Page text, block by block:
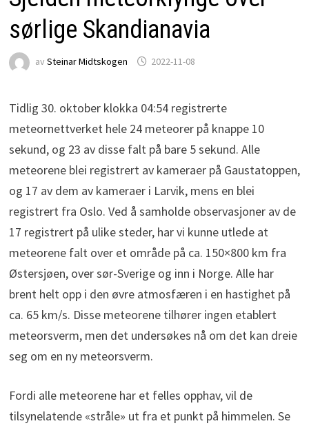
sørlige Skandianavia
av Steinar Midtskogen 2022-11-08
Tidlig 30. oktober klokka 04:54 registrerte
meteornettverket hele 24 meteorer på knappe 10
sekund, og 23 av disse falt på bare 5 sekund. Alle
meteorene blei registrert av kameraer på Gaustatoppen,
og 17 av dem av kameraer i Larvik, mens en blei
registrert fra Oslo. Ved å samholde observasjoner av de
17 registrert på ulike steder, har vi kunne utlede at
meteorene falt over et område på ca. 150×800 km fra
Østersjøen, over sør-Sverige og inn i Norge. Alle har
brent helt opp i den øvre atmosfæren i en hastighet på
ca. 65 km/s. Disse meteorene tilhører ingen etablert
meteorsverm, men det undersøkes nå om det kan dreie
seg om en ny meteorsverm.
Fordi alle meteorene har et felles opphav, vil de
tilsynelatende «stråle» ut fra et punkt på himmelen. Se